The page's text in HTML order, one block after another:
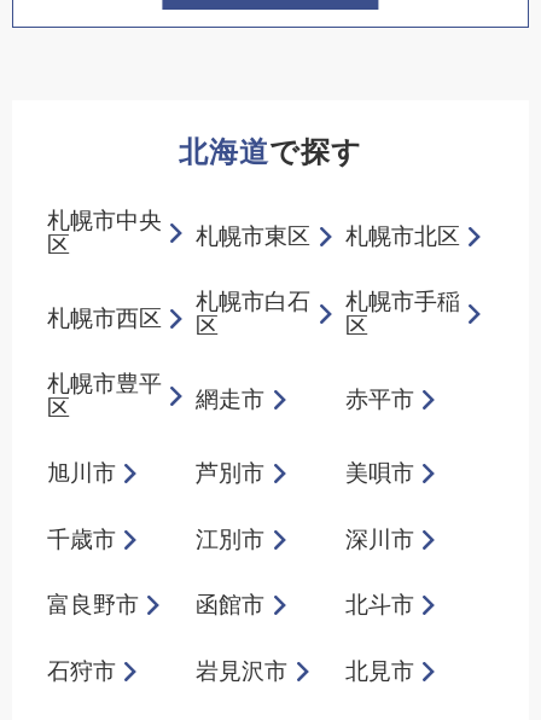
北海道で探す
札幌市中央
区
札幌市東区 札幌市北区
札幌市西区
札幌市白石
区
札幌市手稲
区
札幌市豊平
区
網走市 赤平市
旭川市 芦別市 美唄市
千歳市 江別市 深川市
富良野市 函館市 北斗市
石狩市 岩見沢市 北見市